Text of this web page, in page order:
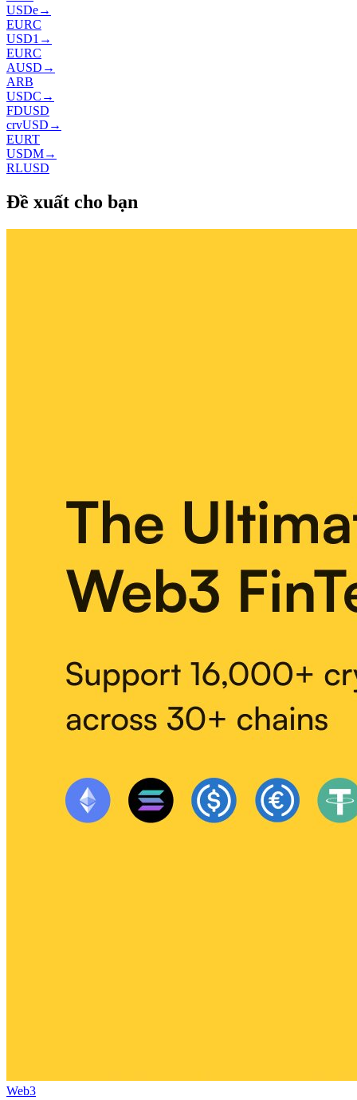
USDe→
EURC
USD1 →
EURC
AUSD →
ARB
USDC →
FDUSD
crvUSD →
EURT
USDM→
RLUSD
Đề xuất cho bạn
Web3